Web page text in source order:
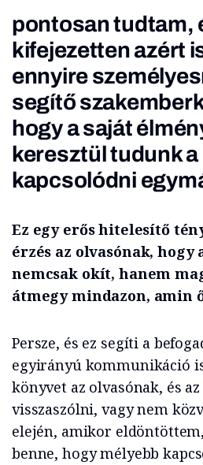
pontosan tudtam,
kifejezetten azért
ennyire
segítő
hogy a saját
keresztül tudunk
kapcsolódni
Ez egy erős hitelesítő
érzés az olvasónak, hogy
nemcsak okít, hanem
átmegy mindazon, amin
Persze, és ez segíti a
egyirányú kommunikáció
könyvet az olvasónak, és
visszaszólni, vagy nem
elején, amikor
benne, hogy mélyebb